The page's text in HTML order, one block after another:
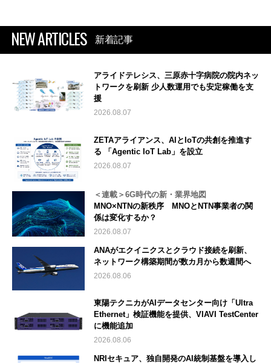
NEW ARTICLES 新着記事
アライドテレシス、三原赤十字病院の院内ネッ
トワークを刷新 少人数運用でも安定稼働を支
援
2026.08.07
ZETAアライアンス、AIとIoTの共創を推進す
る 「Agentic IoT Lab」を設立
2026.08.07
＜連載＞6G時代の新・業界地図
MNO×NTNの新秩序 MNOとNTN事業者の関
係は変化するか？
2026.08.07
ANAがエクイニクスとクラウド接続を刷新、
ネットワーク構築期間が数カ月から数週間へ
2026.08.06
東陽テクニカがAIデータセンター向け「Ultra
Ethernet」検証機能を提供、VIAVI TestCenter
に機能追加
2026.08.06
NRIセキュア、独自開発のAI統制基盤を導入し